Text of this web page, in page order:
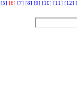
[5] [6] [7] [8] [9] [10] [11] [12]